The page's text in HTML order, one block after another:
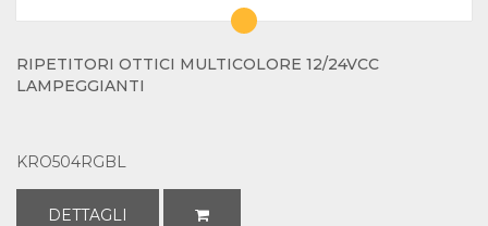
RIPETITORI OTTICI MULTICOLORE 12/24VCC
LAMPEGGIANTI
KRO504RGBL
DETTAGLI